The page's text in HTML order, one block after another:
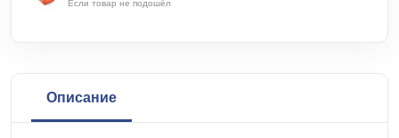
Если товар не подошёл
Описание